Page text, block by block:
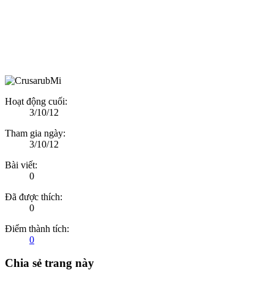
Hoạt động cuối:
3/10/12
Tham gia ngày:
3/10/12
Bài viết:
0
Đã được thích:
0
Điểm thành tích:
0
Chia sẻ trang này